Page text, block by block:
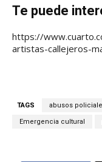
Te puede
https://
artistas-callejeros-
TAGS abusos
Emergencia cultural